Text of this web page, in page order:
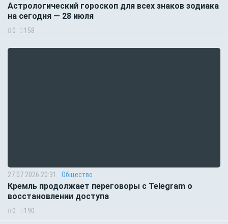
Астрологический гороскоп для всех знаков зодиака
на сегодня — 28 июля
0 158
27.07.2026 20:31 Общество
Кремль продолжает переговоры с Telegram о
восстановлении доступа
0 190